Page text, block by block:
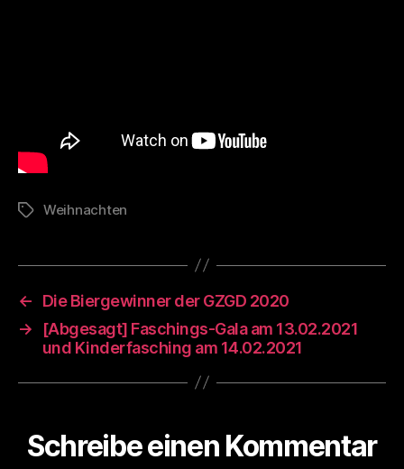
Schlagwörter
Weihnachten
←
Die Biergewinner der GZGD 2020
→
[Abgesagt] Faschings-Gala am 13.02.2021
und Kinderfasching am 14.02.2021
Schreibe einen Kommentar